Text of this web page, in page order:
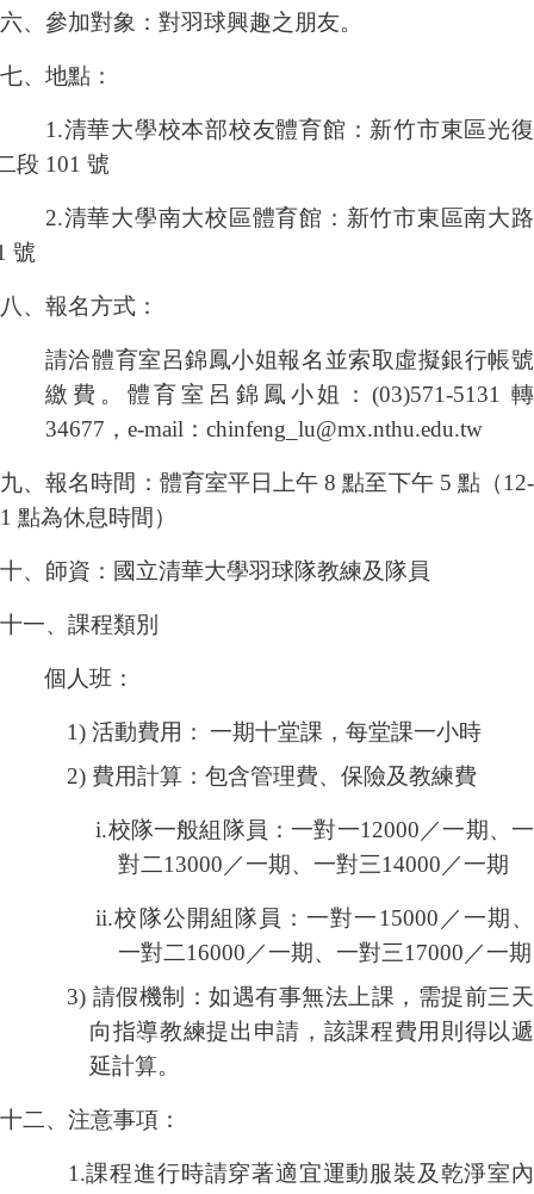
六、參加對象：對羽球興趣之朋友。
七、地點：
1.清華大學校本部校友體育館：新竹市東區光復
段 101 號
2.清華大學南大校區體育館：新竹市東區南大路
號
八、報名方式：
請洽體育室呂錦鳳小姐報名並索取虛擬銀行帳號
繳費。體育室呂錦鳳小姐：(03)571-5131轉
34677 ， e-mail ： chinfeng_lu@mx.nthu.edu.tw
九、報名時間：體育室平日上午 8點至下午5 點（12-
1 點為休息時間）
十、師資：國立清華大學羽球隊教練及隊員
十一、課程類別
個人班：
1)活動費用： 一期十堂課，每堂課一小時
2) 費用計算：包含管理費、保險及教練費
i.校隊一般組隊員：一對一12000／一期、一
對二13000／一期、一對三14000／一期
ii.校隊公開組隊員：一對一15000 ／一期、
一對二16000／一期、一對三17000／一期
3) 請假機制：如遇有事無法上課，需提前三天
向指導教練提出申請，該課程費用則得以遞
延計算。
十二、注意事項：
1.課程進行時請穿著適宜運動服裝及乾淨室內